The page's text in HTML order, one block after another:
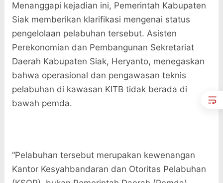
Menanggapi kejadian ini, Pemerintah Kabupaten
Siak memberikan klarifikasi mengenai status
pengelolaan pelabuhan tersebut. Asisten
Perekonomian dan Pembangunan Sekretariat
Daerah Kabupaten Siak, Heryanto, menegaskan
bahwa operasional dan pengawasan teknis
pelabuhan di kawasan KITB tidak berada di
bawah pemda.
“Pelabuhan tersebut merupakan kewenangan
Kantor Kesyahbandaran dan Otoritas Pelabuhan